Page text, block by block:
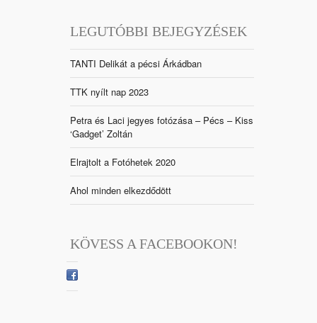
LEGUTÓBBI BEJEGYZÉSEK
TANTI Delikát a pécsi Árkádban
TTK nyílt nap 2023
Petra és Laci jegyes fotózása – Pécs – Kiss
‘Gadget’ Zoltán
Elrajtolt a Fotóhetek 2020
Ahol minden elkezdődött
KÖVESS A FACEBOOKON!